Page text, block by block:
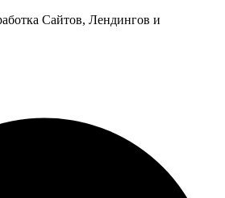
Сайтов, Лендингов и